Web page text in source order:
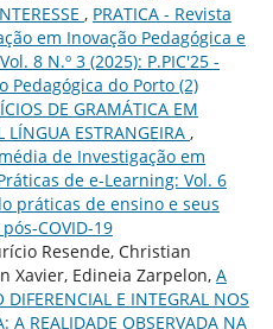
, PRATICA - Revista
em Inovação Pedagógica e
8 N.º 3 (2025): P.PIC'25 -
Pedagógica do Porto (2)
DE GRAMÁTICA EM
LÍNGUA ESTRANGEIRA ,
de Investigação em
de e-Learning: Vol. 6
práticas de ensino e seus
COVID-19
Resende, Christian
Xavier, Edineia Zarpelon, A
DIFERENCIAL E INTEGRAL NOS
A REALIDADE OBSERVADA NA